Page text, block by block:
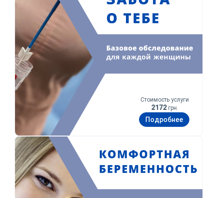
Стоимость услуги
2172 грн.
Подробнее
Комфортная беременность